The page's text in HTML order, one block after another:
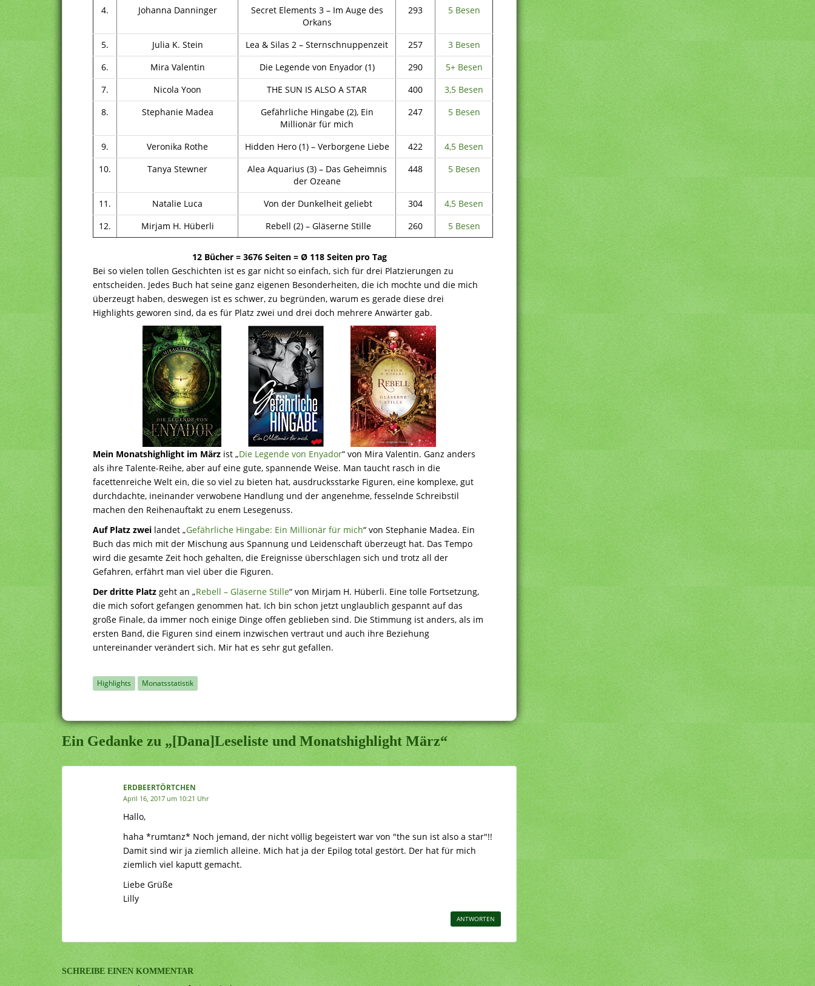
4.
Johanna Danninger
Secret Elements 3 – Im Auge des
Orkans
293 5 Besen
5. Julia K. Stein Lea & Silas 2 – Sternschnuppenzeit 257
3 Besen
6.
Mira Valentin Die Legende von Enyador (1) 290
5+ Besen
7.
Nicola Yoon THE SUN IS ALSO A STAR 400
3,5 Besen
8.
Stephanie Madea
Gefährliche Hingabe (2), Ein
Millionär für mich
247 5 Besen
9. Veronika Rothe Hidden Hero (1) – Verborgene Liebe 422
4,5 Besen
10.
Tanya Stewner
Alea Aquarius (3) – Das Geheimnis
der Ozeane
448 5 Besen
11. Natalie Luca Von der Dunkelheit geliebt 304
4,5 Besen
12.
Mirjam H. Hüberli Rebell (2) – Gläserne Stille 260 5 Besen
12 Bücher = 3676 Seiten = Ø 118 Seiten pro Tag
Bei so vielen tollen Geschichten ist es gar nicht so einfach, sich für drei Platzierungen zu
entscheiden. Jedes Buch hat seine ganz eigenen Besonderheiten, die ich mochte und die mich
überzeugt haben, deswegen ist es schwer, zu begründen, warum es gerade diese drei
Highlights geworen sind, da es für Platz zwei und drei doch mehrere Anwärter gab.
Mein Monatshighlight im März ist „Die Legende von Enyador“ von Mira Valentin. Ganz anders
als ihre Talente-Reihe, aber auf eine gute, spannende Weise. Man taucht rasch in die
facettenreiche Welt ein, die so viel zu bieten hat, ausdrucksstarke Figuren, eine komplexe, gut
durchdachte, ineinander verwobene Handlung und der angenehme, fesselnde Schreibstil
machen den Reihenauftakt zu enem Lesegenuss.
Auf Platz zwei landet „Gefährliche Hingabe: Ein Millionär für mich“ von Stephanie Madea. Ein
Buch das mich mit der Mischung aus Spannung und Leidenschaft überzeugt hat. Das Tempo
wird die gesamte Zeit hoch gehalten, die Ereignisse überschlagen sich und trotz all der
Gefahren, erfährt man viel über die Figuren.
Der dritte Platz geht an „Rebell – Gläserne Stille“ von Mirjam H. Hüberli. Eine tolle Fortsetzung,
die mich sofort gefangen genommen hat. Ich bin schon jetzt unglaublich gespannt auf das
große Finale, da immer noch einige Dinge offen geblieben sind. Die Stimmung ist anders, als im
ersten Band, die Figuren sind einem inzwischen vertraut und auch ihre Beziehung
untereinander verändert sich. Mir hat es sehr gut gefallen.
Highlights Monatsstatistik
Ein Gedanke zu „[Dana]Leseliste und Monatshighlight März“
ERDBEERTÖRTCHEN
April 16, 2017 um 10:21 Uhr
Hallo,
haha *rumtanz* Noch jemand, der nicht völlig begeistert war von "the sun ist also a star"!!
Damit sind wir ja ziemlich alleine. Mich hat ja der Epilog total gestört. Der hat für mich
ziemlich viel kaputt gemacht.
Liebe Grüße
Lilly
ANTWORTEN
SCHREIBE EINEN KOMMENTAR